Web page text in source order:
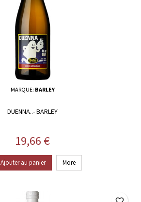
MARQUE: BARLEY
DUENNA..- BARLEY
Prix
19,66 €
Ajouter au panier More